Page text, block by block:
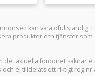
kan vara ofullständig.
produkter och tjänster som
det aktuella fordonet saknar
ej tilldelats ett riktigt reg.nr